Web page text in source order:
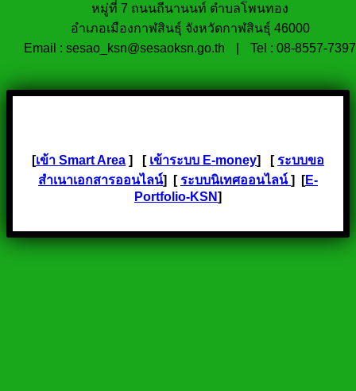
หมู่ที่ 7 ถนนถีนานนท์ ตำบลโพนทอง
อำเภอเมืองกาฬสินธุ์ จังหวัดกาฬสินธุ์ 46000
Email : sesao_ksn@sesaoksn.go.th
Tel : 08-8557-7397
[เข้า Smart Area ] [ เข้าระบบ E-money] [ระบบขอ
สำเนาเอกสารออนไลน์] [ระบบนิเทศออนไลน์] [E-
Portfolio-KSN]